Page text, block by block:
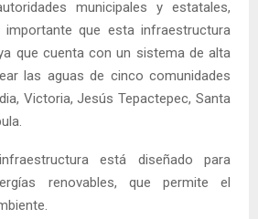
municipales y estatales,
que esta infraestructura
que cuenta con un sistema de alta
las aguas de cinco comunidades
Victoria, Jesús Tepactepec, Santa
está diseñado para
renovables, que permite el